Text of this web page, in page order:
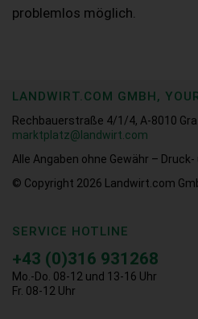
problemlos möglich.
LANDWIRT.COM GMBH,
Rechbauerstraße 4/1/4, A-8010
marktplatz@landwirt.com
Alle Angaben ohne Gewähr –
© Copyright 2026
Landwirt.com
SERVICE HOTLINE
+43 (0)316 931268
Mo.-Do. 08-12 und 13-16 Uhr
Fr. 08-12 Uhr